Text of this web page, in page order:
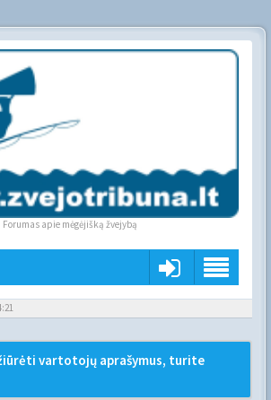
Forumas apie mėgėjišką žvejybą
vartotojų aprašymus, turite